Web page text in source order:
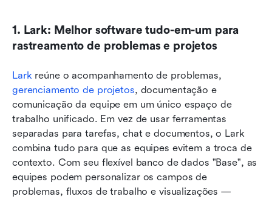
1. Lark: Melhor software tudo-em-um para
rastreamento de problemas e projetos
Lark
gerenciamento de projetos, documentação e
comunicação da equipe em um único espaço de
trabalho unificado. Em vez de usar ferramentas
separadas para tarefas, chat e documentos, o Lark
combina tudo para que as equipes evitem a troca de
contexto. Com seu flexível banco de dados "Base", as
equipes podem personalizar os campos de
problemas, fluxos de trabalho e visualizações —